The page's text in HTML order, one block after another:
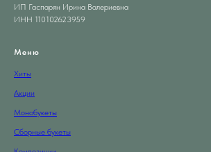
ИП Гаспарян Ирина Валериевна
ИНН 110102623959
Меню
Хиты
Акции
Монобукеты
Сборные букеты